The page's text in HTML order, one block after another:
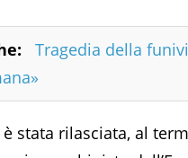
Tragedia della
è stata rilasciata, al